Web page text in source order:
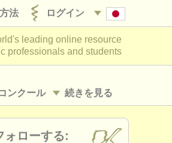
ログイン
法
leading online resource
professionals and students
続きを見る
ンクール
ォローする: